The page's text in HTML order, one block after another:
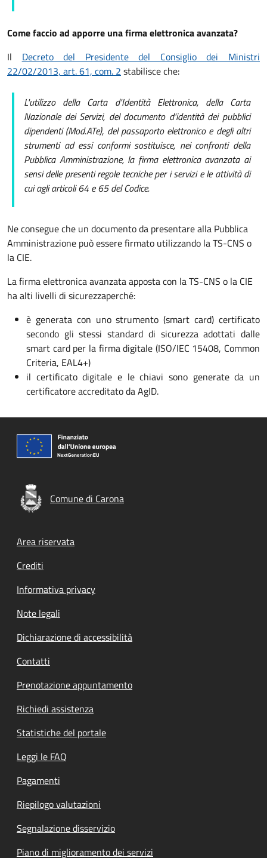
Come faccio ad apporre una firma elettronica avanzata?
Il Decreto del Presidente del Consiglio dei Ministri
22/02/2013, art. 61, com. 2 stabilisce che:
L'utilizzo della Carta d'Identità Elettronica, della Carta
Nazionale dei Servizi, del documento d'identità dei pubblici
dipendenti (Mod.ATe), del passaporto elettronico e degli altri
strumenti ad essi conformi sostituisce, nei confronti della
Pubblica Amministrazione, la firma elettronica avanzata ai
sensi delle presenti regole tecniche per i servizi e le attività di
cui agli articoli 64 e 65 del Codice.
Ne consegue che un documento da presentare alla Pubblica
Amministrazione può essere firmato utilizzando la TS-CNS o
la CIE.
La firma elettronica avanzata apposta con la TS-CNS o la CIE
ha alti livelli di sicurezzaperché:
è generata con uno strumento (smart card) certificato
secondo gli stessi standard di sicurezza adottati dalle
smart card per la firma digitale (ISO/IEC 15408, Common
Criteria, EAL4+)
il certificato digitale e le chiavi sono generate da un
certificatore accreditato da AgID.
Comune di Carona
Footer menu
Area riservata
Crediti
Informativa privacy
Note legali
Dichiarazione di accessibilità
Contatti
Prenotazione appuntamento
Richiedi assistenza
Statistiche del portale
Leggi le FAQ
Pagamenti
Riepilogo valutazioni
Segnalazione disservizio
Piano di miglioramento dei servizi